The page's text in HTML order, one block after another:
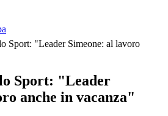
Sport: "Leader Simeone: al lavoro
Sport: "Leader
anche in vacanza"